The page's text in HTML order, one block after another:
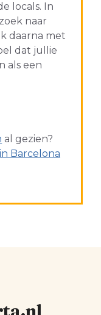
locals. In
naar
daarna met
dat jullie
als een
al gezien?
Barcelona